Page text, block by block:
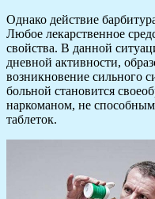
Однако действие
Любое лекарственное
свойства. В данной
дневной активности,
возникновение сильного
больной становится
наркоманом, не
таблеток.